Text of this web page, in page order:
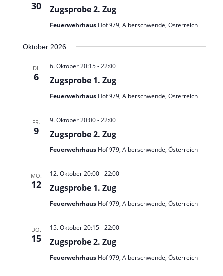
30 Zugsprobe 2. Zug
Feuerwehrhaus Hof 979, Alberschwende, Österreich
Oktober 2026
DI.
6 Zugsprobe 1. Zug
6. Oktober 20:15-22:00
Feuerwehrhaus Hof 979, Alberschwende, Österreich
FR.
9 Zugsprobe 2. Zug
9. Oktober 20:00-22:00
Feuerwehrhaus Hof 979, Alberschwende, Österreich
MO.
12 Zugsprobe 1. Zug
12. Oktober 20:00-22:00
Feuerwehrhaus Hof 979, Alberschwende, Österreich
DO.
15 Zugsprobe 2. Zug
15. Oktober 20:15-22:00
Feuerwehrhaus Hof 979, Alberschwende, Österreich